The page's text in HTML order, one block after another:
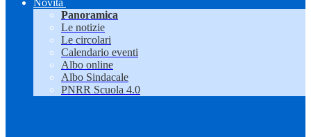
Novità
Panoramica
Le notizie
Le circolari
Calendario eventi
Albo online
Albo Sindacale
PNRR Scuola 4.0